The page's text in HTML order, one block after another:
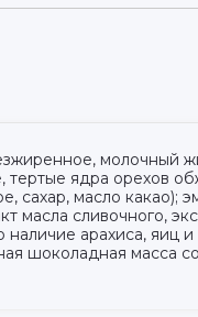
молочный
тертые ядра орехов
масло какао);
масла сливочного,
арахиса, яиц
шоколадная масса